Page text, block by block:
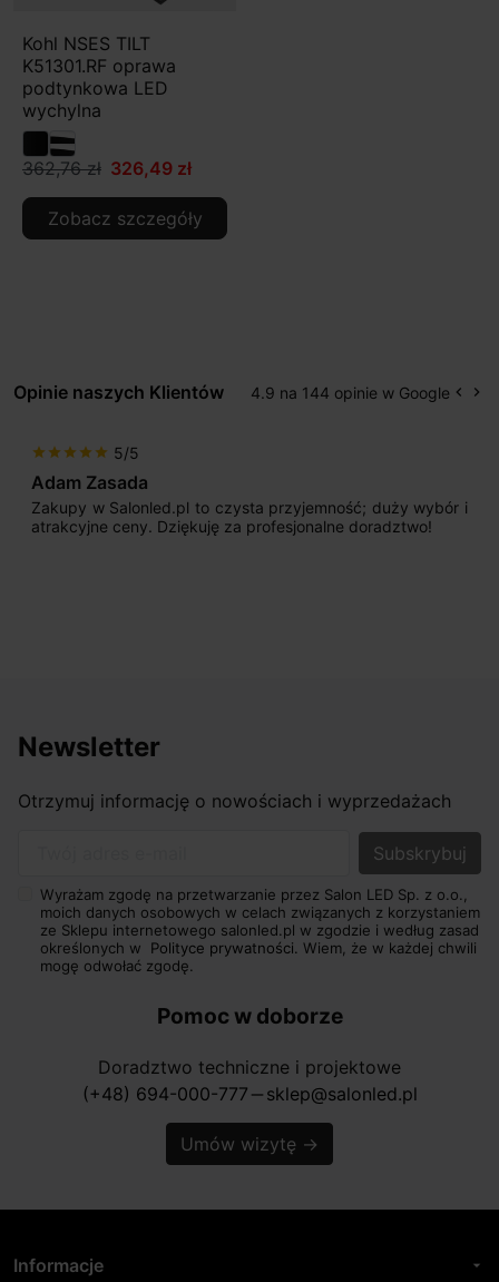
Kohl NSES TILT
K51301.RF oprawa
podtynkowa LED
wychylna
362,76 zł 326,49 zł
Zobacz szczegóły
Opinie naszych Klientów 4.9 na 144 opinie w Google keyboard_arrow_left keyboard_arrow_right
star star star star star 5/5
Adam Zasada
Zakupy w Salonled.pl to czysta przyjemność; duży wybór i
atrakcyjne ceny. Dziękuję za profesjonalne doradztwo!
Newsletter
Otrzymuj informację o nowościach i wyprzedażach
Wyrażam zgodę na przetwarzanie przez Salon LED Sp. z o.o.,
moich danych osobowych w celach związanych z korzystaniem
ze Sklepu internetowego salonled.pl w zgodzie i według zasad
określonych w Polityce prywatności. Wiem, że w każdej chwili
mogę odwołać zgodę.
Pomoc w doborze
Doradztwo techniczne i projektowe
(+48) 694-000-777 horizontal_rule sklep@salonled.pl
Umów wizytę →
Informacje arrow_drop_down